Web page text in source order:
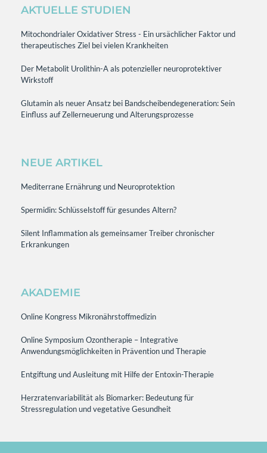
AKTUELLE STUDIEN
Mitochondrialer Oxidativer Stress - Ein ursächlicher Faktor und
therapeutisches Ziel bei vielen Krankheiten
Der Metabolit Urolithin-A als potenzieller neuroprotektiver
Wirkstoff
Glutamin als neuer Ansatz bei Bandscheibendegeneration: Sein
Einfluss auf Zellerneuerung und Alterungsprozesse
NEUE ARTIKEL
Mediterrane Ernährung und Neuroprotektion
Spermidin: Schlüsselstoff für gesundes Altern?
Silent Inflammation als gemeinsamer Treiber chronischer
Erkrankungen
AKADEMIE
Online Kongress Mikronährstoffmedizin
Online Symposium Ozontherapie – Integrative
Anwendungsmöglichkeiten in Prävention und Therapie
Entgiftung und Ausleitung mit Hilfe der Entoxin-Therapie
Herzratenvariabilität als Biomarker: Bedeutung für
Stressregulation und vegetative Gesundheit